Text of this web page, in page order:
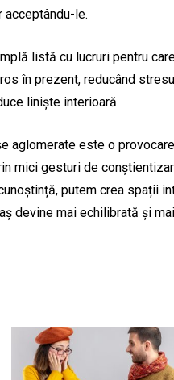
acceptându-le.
listă cu lucruri pentru
în prezent, reducând
liniște interioară.
aglomerate este o
mici gesturi de
putem crea spații
devine mai echilibrată și